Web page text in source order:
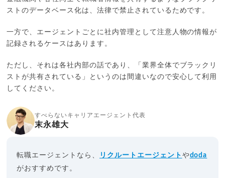
ストのデータベース化は、法律で禁止されているためです。
一方で、エージェントごとに社内管理として注意人物の情報が
記録されるケースはあります。
ただし、それは各社内部の話であり、「業界全体でブラックリ
ストが共有されている」というのは間違いなので安心して利用
してください。
すべらないキャリアエージェント代表
末永雄大
転職エージェントなら、 リクルートエージェント やdoda
がおすすめです。